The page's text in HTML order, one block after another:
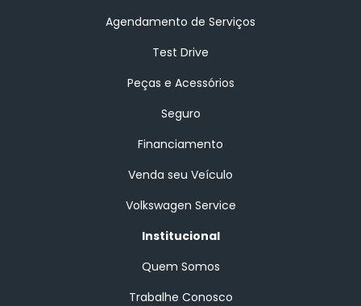
Agendamento de Serviços
Test Drive
Peças e Acessórios
Seguro
Financiamento
Venda seu Veículo
Volkswagen Service
Institucional
Quem Somos
Trabalhe Conosco